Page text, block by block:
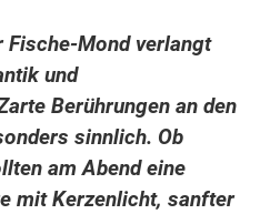
Fische-Mond verlangt
und
Berührungen an den
sinnlich. Ob
am Abend eine
mit Kerzenlicht, sanfter